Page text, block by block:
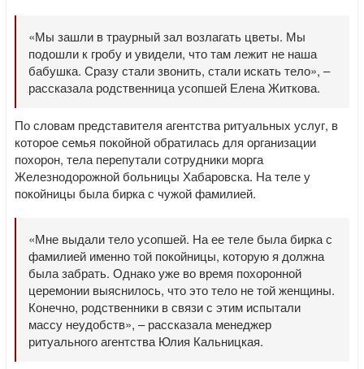
«Мы зашли в траурный зал возлагать цветы. Мы
подошли к гробу и увидели, что там лежит не наша
бабушка. Сразу стали звонить, стали искать тело», –
рассказала родственница усопшей Елена Житкова.
По словам представителя агентства ритуальных услуг, в
которое семья покойной обратилась для организации
похорон, тела перепутали сотрудники морга
Железнодорожной больницы Хабаровска. На теле у
покойницы была бирка с чужой фамилией.
«Мне выдали тело усопшей. На ее теле была бирка с
фамилией именно той покойницы, которую я должна
была забрать. Однако уже во время похоронной
церемонии выяснилось, что это тело не той женщины.
Конечно, родственники в связи с этим испытали
массу неудобств», – рассказала менеджер
ритуального агентства Юлия Кальницкая.